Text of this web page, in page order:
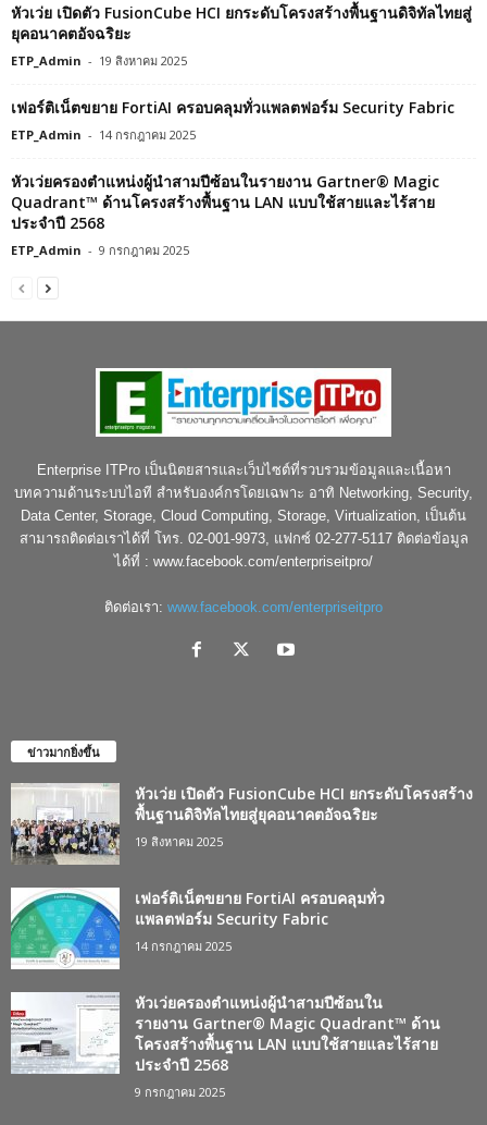
หัวเว่ย เปิดตัว FusionCube HCI ยกระดับโครงสร้างพื้นฐานดิจิทัลไทยสู่
ยุคอนาคตอัจฉริยะ
ETP_Admin - 19 สิงหาคม 2025
เฟอร์ติเน็ตขยาย FortiAI ครอบคลุมทั่วแพลตฟอร์ม Security Fabric
ETP_Admin - 14 กรกฎาคม 2025
หัวเว่ยครองตำแหน่งผู้นำสามปีซ้อนในรายงาน Gartner® Magic
Quadrant™ ด้านโครงสร้างพื้นฐาน LAN แบบใช้สายและไร้สาย
ประจำปี 2568
ETP_Admin - 9 กรกฎาคม 2025
Enterprise ITPro เป็นนิตยสารและเว็บไซต์ที่รวบรวมข้อมูลและเนื้อหา
บทความด้านระบบไอที สำหรับองค์กรโดยเฉพาะ อาทิ Networking, Security,
Data Center, Storage, Cloud Computing, Storage, Virtualization, เป็นต้น
สามารถติดต่อเราได้ที่ โทร. 02-001-9973, แฟกซ์ 02-277-5117 ติดต่อข้อมูล
ได้ที่ : www.facebook.com/enterpriseitpro/
ติดต่อเรา: www.facebook.com/enterpriseitpro
ข่าวมากยิ่งขึ้น
หัวเว่ย เปิดตัว FusionCube HCI ยกระดับโครงสร้าง
พื้นฐานดิจิทัลไทยสู่ยุคอนาคตอัจฉริยะ
19 สิงหาคม 2025
เฟอร์ติเน็ตขยาย FortiAI ครอบคลุมทั่ว
แพลตฟอร์ม Security Fabric
14 กรกฎาคม 2025
หัวเว่ยครองตำแหน่งผู้นำสามปีซ้อนใน
รายงาน Gartner® Magic Quadrant™ ด้าน
โครงสร้างพื้นฐาน LAN แบบใช้สายและไร้สาย
ประจำปี 2568
9 กรกฎาคม 2025